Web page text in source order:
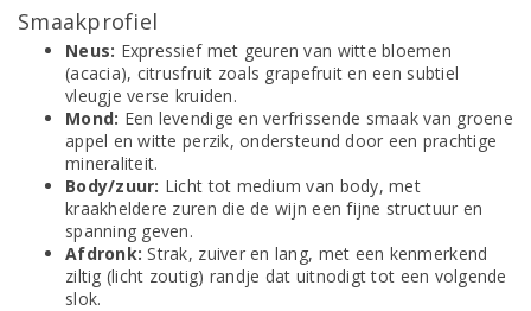
Smaakprofiel
Neus: Expressief met geuren van witte bloemen
(acacia), citrusfruit zoals grapefruit en een subtiel
vleugje verse kruiden.
Mond: Een levendige en verfrissende smaak van groene
appel en witte perzik, ondersteund door een prachtige
mineraliteit.
Body/zuur: Licht tot medium van body, met
kraakheldere zuren die de wijn een fijne structuur en
spanning geven.
Afdronk: Strak, zuiver en lang, met een kenmerkend
ziltig (licht zoutig) randje dat uitnodigt tot een volgende
slok.